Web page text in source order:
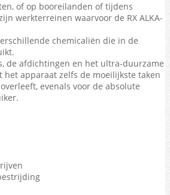
of op booreilanden of tijdens
werkterreinen waarvoor de RX ALKA-
chemicaliën die in de
de afdichtingen en het ultra-duurzame
apparaat zelfs de moeilijkste taken
evenals voor de absolute